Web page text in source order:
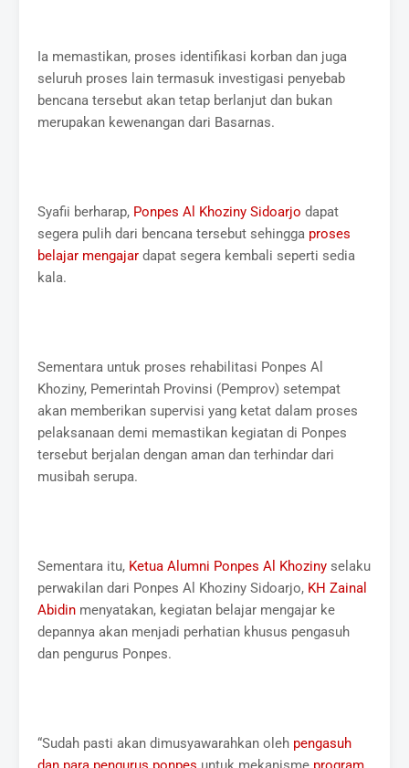
Ia memastikan, proses identifikasi korban dan juga
seluruh proses lain termasuk investigasi penyebab
bencana tersebut akan tetap berlanjut dan bukan
merupakan kewenangan dari Basarnas.
Syafii berharap, Ponpes Al Khoziny Sidoarjo dapat
segera pulih dari bencana tersebut sehingga proses
belajar mengajar dapat segera kembali seperti sedia
kala.
Sementara untuk proses rehabilitasi Ponpes Al
Khoziny, Pemerintah Provinsi (Pemprov) setempat
akan memberikan supervisi yang ketat dalam proses
pelaksanaan demi memastikan kegiatan di Ponpes
tersebut berjalan dengan aman dan terhindar dari
musibah serupa.
Sementara itu, Ketua Alumni Ponpes Al Khoziny selaku
perwakilan dari Ponpes Al Khoziny Sidoarjo, KH Zainal
Abidin menyatakan, kegiatan belajar mengajar ke
depannya akan menjadi perhatian khusus pengasuh
dan pengurus Ponpes.
“Sudah pasti akan dimusyawarahkan oleh pengasuh